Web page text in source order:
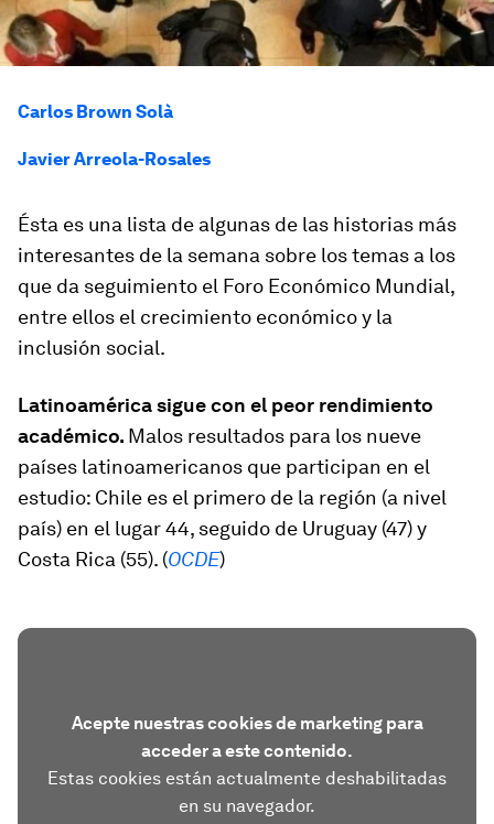
Carlos Brown Solà
Javier Arreola-Rosales
Ésta es una lista de algunas de las historias más
interesantes de la semana sobre los temas a los
que da seguimiento el Foro Económico Mundial,
entre ellos el crecimiento económico y la
inclusión social.
Latinoamérica sigue con el peor rendimiento
académico. Malos resultados para los nueve
países latinoamericanos que participan en el
estudio: Chile es el primero de la región (a nivel
país) en el lugar 44, seguido de Uruguay (47) y
Costa Rica (55). (OCDE)
Acepte nuestras cookies de marketing para
acceder a este contenido.
Estas cookies están actualmente deshabilitadas
en su navegador.